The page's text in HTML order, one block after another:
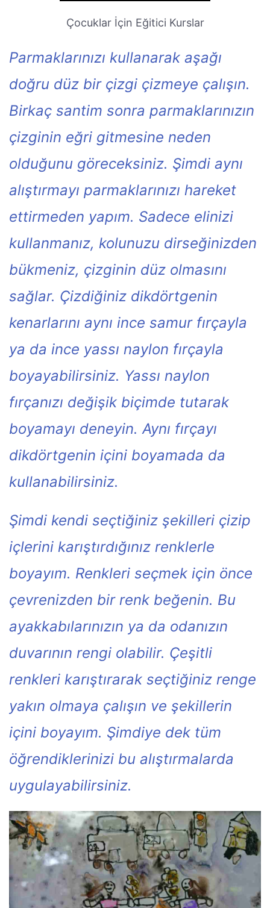
Çocuklar İçin Eğitici Kurslar
Parmaklarınızı kullanarak aşağı
doğru düz bir çizgi çizmeye çalışın.
Birkaç santim sonra parmaklarınızın
çizginin eğri gitmesine neden
olduğunu göreceksiniz. Şimdi aynı
alıştırmayı parmaklarınızı hareket
ettirmeden yapım. Sadece elinizi
kullanmanız, kolunuzu dirseğinizden
bükmeniz, çizginin düz olmasını
sağlar. Çizdiğiniz dikdörtgenin
kenarlarını aynı ince samur fırçayla
ya da ince yassı naylon fırçayla
boyayabilirsiniz. Yassı naylon
fırçanızı değişik biçimde tutarak
boyamayı deneyin. Aynı fırçayı
dikdörtgenin içini boyamada da
kullanabilirsiniz.
Şimdi kendi seçtiğiniz şekilleri çizip
içlerini karıştırdığınız renklerle
boyayım. Renkleri seçmek için önce
çevrenizden bir renk beğenin. Bu
ayakkabılarınızın ya da odanızın
duvarının rengi olabilir. Çeşitli
renkleri karıştırarak seçtiğiniz renge
yakın olmaya çalışın ve şekillerin
içini boyayım. Şimdiye dek tüm
öğrendiklerinizi bu alıştırmalarda
uygulayabilirsiniz.